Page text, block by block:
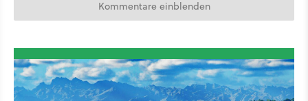
Kommentare einblenden